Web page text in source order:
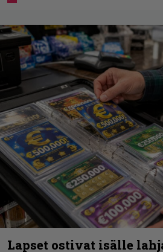
Lapset ostivat isälle